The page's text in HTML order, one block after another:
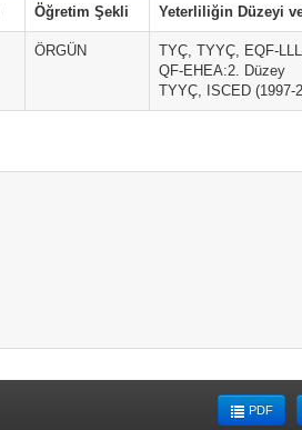
Öğretim Şekli Yeterliliğin Düzeyi
ÖRGÜN
TYÇ, TYYÇ, EQF-
QF-EHEA:2. Düzey
TYYÇ, ISCED (1997-
PDF